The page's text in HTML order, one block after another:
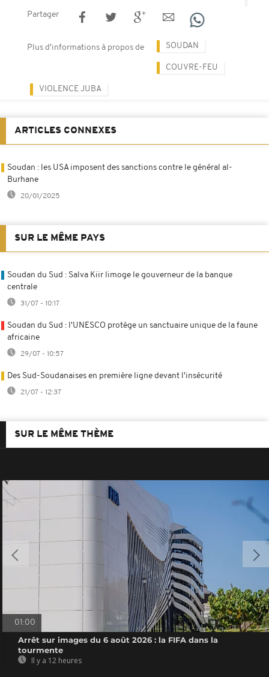
Partager
Plus d'informations à propos de SOUDAN
COUVRE-FEU
VIOLENCE JUBA
ARTICLES CONNEXES
Soudan : les USA imposent des sanctions contre le général al-
Burhane
20/01/2025
SUR LE MÊME PAYS
Soudan du Sud : Salva Kiir limoge le gouverneur de la banque
centrale
31/07 - 10:17
Soudan du Sud : l'UNESCO protège un sanctuaire unique de la faune
africaine
29/07 - 10:57
Des Sud-Soudanaises en première ligne devant l'insécurité
21/07 - 12:37
SUR LE MÊME THÈME
01:00
Arrêt sur images du 6 août 2026 : la FIFA dans la
tourmente
Il y a 12 heures